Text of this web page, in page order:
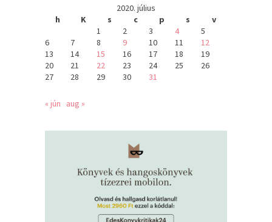
2020. július
h
K s c p s
v
1
2 3 4
5
6
7 8 9 10 11
12
13
14 15 16 17 18
19
20
21 22 23 24 25
26
27
28 29 30 31
« jún aug »